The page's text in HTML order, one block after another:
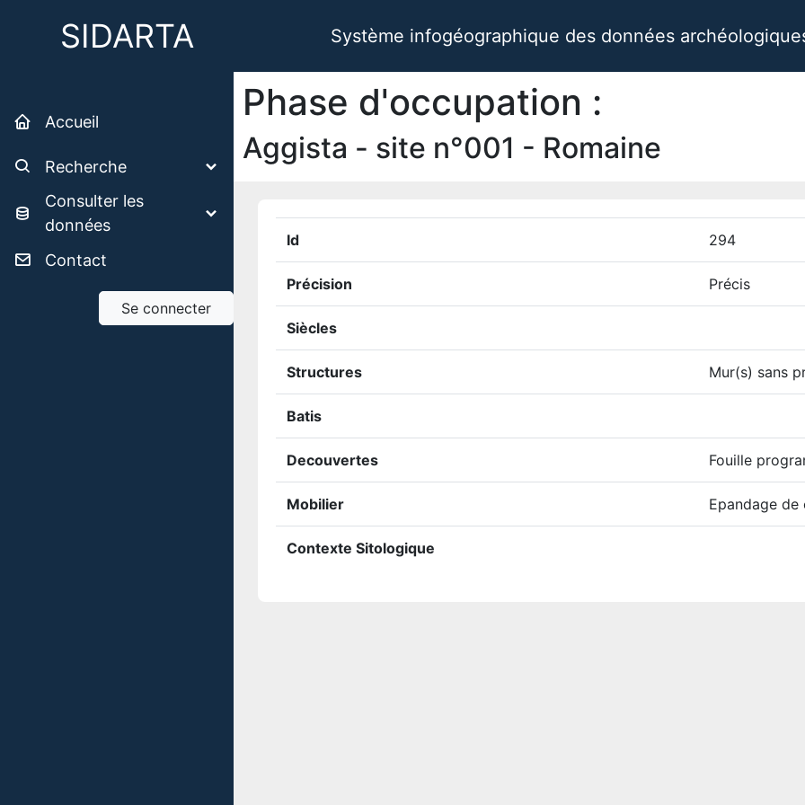
SIDARTA Système infogéographique des données
Accueil
Recherche
Consulter les
données
Contact
Se connecter
Phase d'occupation :
Aggista - site n°001 - Romaine
Id 294
Précision Précis
Siècles
Structures Mur(s) sans
Batis
Decouvertes Fouille
Mobilier Epandage de
Contexte Sitologique